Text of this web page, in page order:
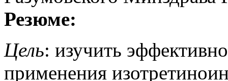
Резюме:
Цель: изучить
применения